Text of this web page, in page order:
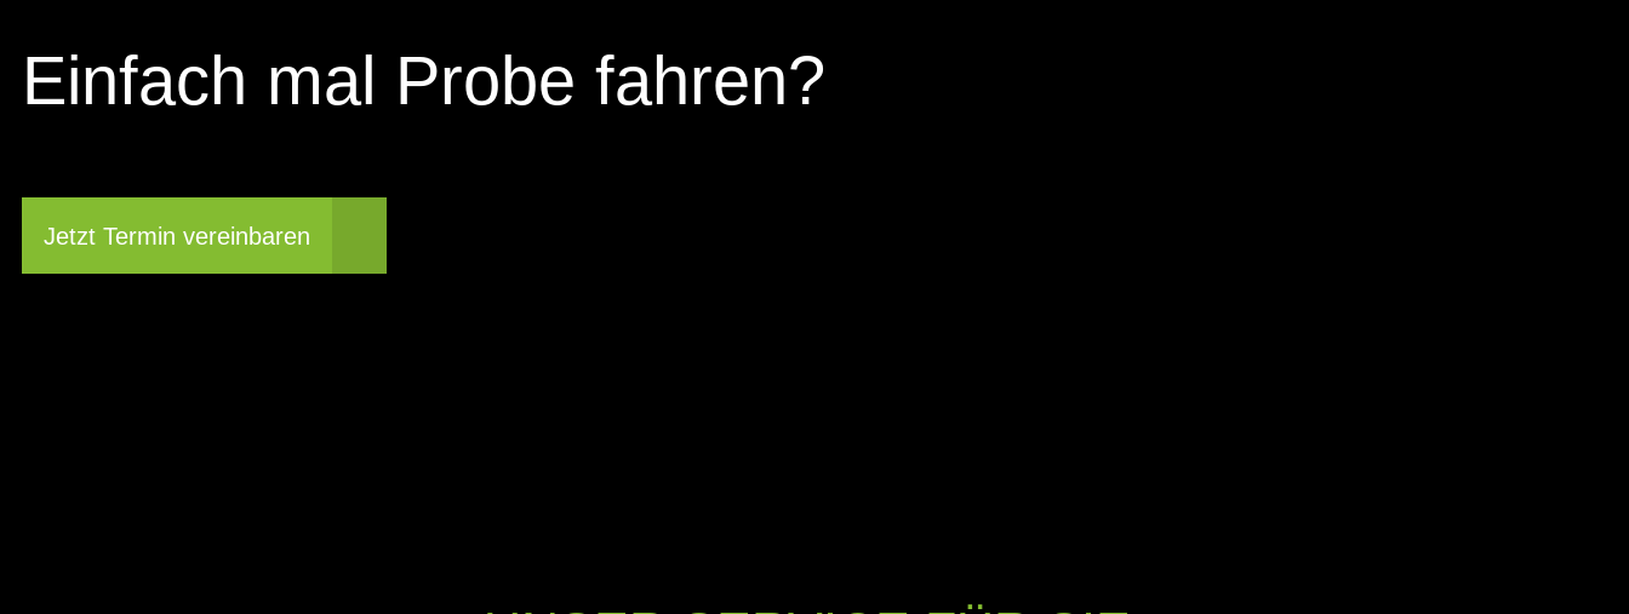
Einfach mal Probe fahren?
Jetzt Termin vereinbaren